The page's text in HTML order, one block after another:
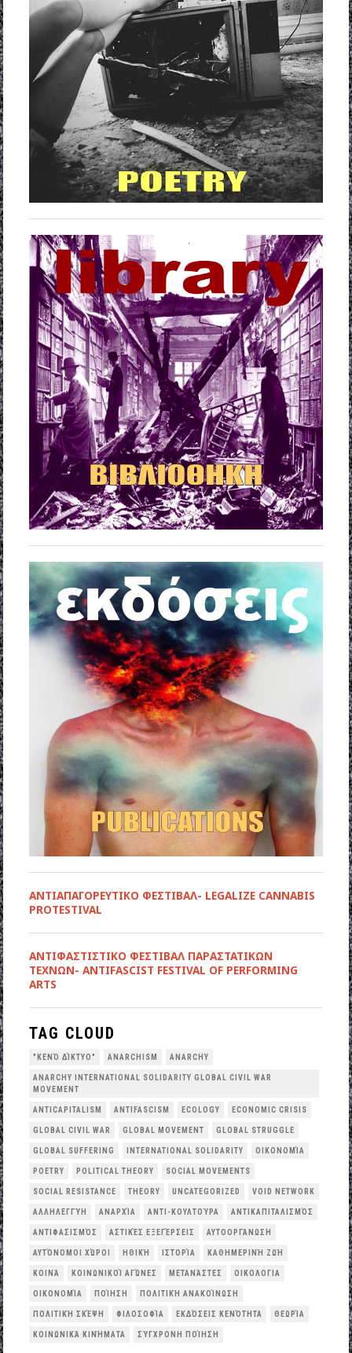
ΑΝΤΙΑΠΑΓΟΡΕΥΤΙΚΟ ΦΕΣΤΙΒΑΛ- LEGALIZE CANNABIS
PROTESTIVAL
ANTIΦΑΣΤΙΣΤΙΚΟ ΦΕΣΤΙΒΑΛ ΠΑΡΑΣΤΑΤΙΚΩΝ
ΤΕΧΝΩΝ- ANTIFASCIST FESTIVAL OF PERFORMING
ARTS
TAG CLOUD
"ΚΕΝΌ ΔΊΚΤΥΟ" ANARCHISM ANARCHY
ANARCHY INTERNATIONAL SOLIDARITY GLOBAL CIVIL WAR
MOVEMENT
ANTICAPITALISM ANTIFASCISM ECOLOGY ECONOMIC CRISIS
GLOBAL CIVIL WAR GLOBAL MOVEMENT GLOBAL STRUGGLE
GLOBAL SUFFERING INTERNATIONAL SOLIDARITY OΙΚΟΝΟΜΊΑ
POETRY POLITICAL THEORY SOCIAL MOVEMENTS
SOCIAL RESISTANCE THEORY UNCATEGORIZED VOID NETWORK
ΑΛΛΗΛΕΓΓΎΗ ΑΝΑΡΧΊΑ ΑΝΤΙ-ΚΟΥΛΤΟΎΡΑ ΑΝΤΙΚΑΠΙΤΑΛΙΣΜΌΣ
ΑΝΤΙΦΑΣΙΣΜΌΣ ΑΣΤΙΚΈΣ ΕΞΕΓΈΡΣΕΙΣ ΑΥΤΟΟΡΓΆΝΩΣΗ
ΑΥΤΌΝΟΜΟΙ ΧΏΡΟΙ ΗΘΙΚΉ ΙΣΤΟΡΊΑ ΚΑΘΗΜΕΡΙΝΉ ΖΩΉ
ΚΟΙΝΆ ΚΟΙΝΩΝΙΚΟΊ ΑΓΏΝΕΣ ΜΕΤΑΝΆΣΤΕΣ ΟΙΚΟΛΟΓΙΑ
ΟΙΚΟΝΟΜΊΑ ΠΟΊΗΣΗ ΠΟΛΙΤΙΚΉ ΑΝΑΚΟΊΝΩΣΗ
ΠΟΛΙΤΙΚΉ ΣΚΈΨΗ ΦΙΛΟΣΟΦΊΑ ΕΚΔΌΣΕΙΣ ΚΕΝΌΤΗΤΑ ΘΕΩΡΊΑ
ΚΟΙΝΩΝΙΚΆ ΚΙΝΉΜΑΤΑ ΣΎΓΧΡΟΝΗ ΠΟΊΗΣΗ